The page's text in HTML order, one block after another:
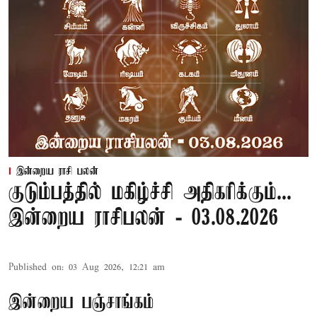
இன்றைய ராசி பலன்
குடும்பத்தில் மகிழ்ச்சி அதிகரிக்கும்...
இன்றைய ராசிபலன் - 03.08.2026
Published on: 03 Aug 2026, 12:21 am
இன்றைய பஞ்சாங்கம்